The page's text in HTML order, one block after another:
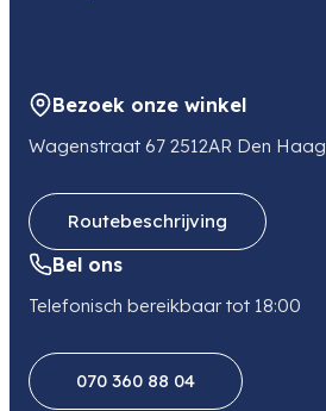
Bezoek onze winkel
Wagenstraat 67 2512AR Den Haag
Routebeschrijving
Bel ons
Telefonisch bereikbaar tot 18:00
070 360 88 04